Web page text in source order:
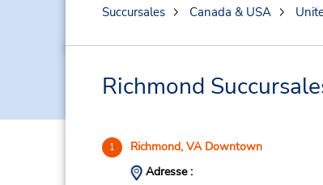
Succursales Canada & USA
Richmond
1 Richmond, VA Downtown
Adresse :